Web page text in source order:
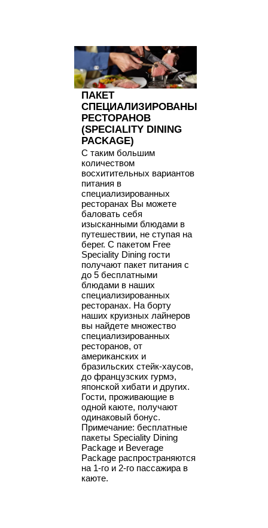
ПАКЕТ
СПЕЦИАЛИЗИРОВАНЫХ
РЕСТОРАНОВ
(SPECIALITY DINING
PACKAGE)
С таким большим
количеством
восхитительных вариантов
питания в
специализированных
ресторанах Вы можете
баловать себя
изысканными блюдами в
путешествии, не ступая на
берег. С пакетом Free
Speciality Dining гости
получают пакет питания с
до 5 бесплатными
блюдами в наших
специализированных
ресторанах. На борту
наших круизных лайнеров
вы найдете множество
специализированных
ресторанов, от
американских и
бразильских стейк-хаусов,
до французских гурмэ,
японской хибати и других.
Гости, проживающие в
одной каюте, получают
одинаковый бонус.
Примечание: бесплатные
пакеты Speciality Dining
Package и Beverage
Package распространяются
на 1-го и 2-го пассажира в
каюте.